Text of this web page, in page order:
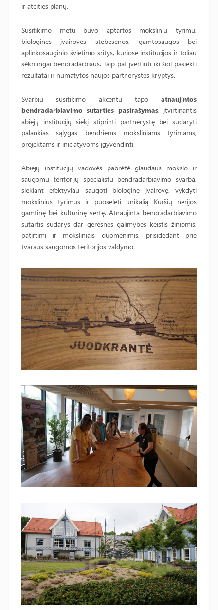
ir ateities planų.
Susitikimo metu buvo aptartos mokslinių tyrimų,
biologinės įvairovės stebėsenos, gamtosaugos bei
aplinkosauginio švietimo sritys, kuriose institucijos ir toliau
sėkmingai bendradarbiaus. Taip pat įvertinti iki šiol pasiekti
rezultatai ir numatytos naujos partnerystės kryptys.
Svarbiu susitikimo akcentu tapo atnaujintos
bendradarbiavimo sutarties pasirašymas, įtvirtinantis
abiejų institucijų siekį stiprinti partnerystę bei sudaryti
palankias sąlygas bendriems moksliniams tyrimams,
projektams ir iniciatyvoms įgyvendinti.
Abiejų institucijų vadovės pabrėžė glaudaus mokslo ir
saugomų teritorijų specialistų bendradarbiavimo svarbą,
siekiant efektyviau saugoti biologinę įvairovę, vykdyti
mokslinius tyrimus ir puoselėti unikalią Kuršių nerijos
gamtinę bei kultūrinę vertę. Atnaujinta bendradarbiavimo
sutartis sudarys dar geresnes galimybes keistis žiniomis,
patirtimi ir moksliniais duomenimis, prisidedant prie
tvaraus saugomos teritorijos valdymo.